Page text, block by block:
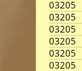
03205
03205
03205
03205
03205
03205